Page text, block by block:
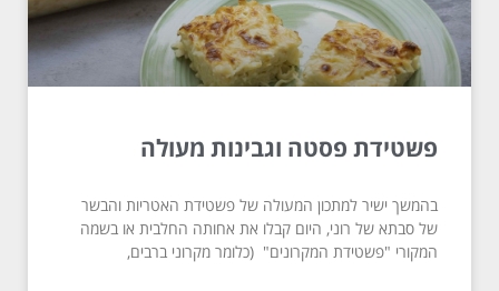
פשטידת פסטה וגבינות מעולה
בהמשך ישיר למתכון המעולה של פשטידת האטריות והבשר
של סבתא של רוני, היום קבלו את אחותה החלבית או בשמה
המקורי "פשטידת המקרונים" (כלומר מקרוני ברבים,